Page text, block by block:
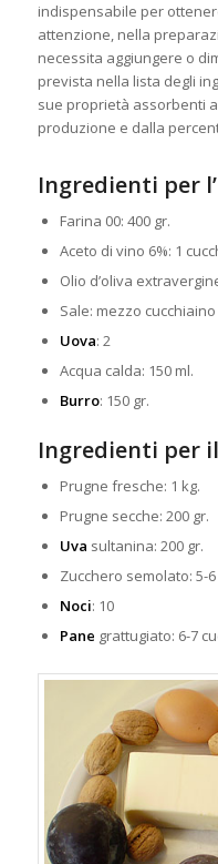
indispensabile per
attenzione, nella
necessita aggiungere o
prevista nella lista degli
sue proprietà assorbenti
produzione e dalla
Ingredienti per
Farina 00: 400 gr.
Aceto di vino 6%: 1
Olio d’oliva
Sale: mezzo
Uova: 2
Acqua calda: 150 ml.
Burro: 150 gr.
Ingredienti per
Prugne fresche: 1 kg.
Prugne secche: 200 gr.
Uva sultanina: 200 gr.
Zucchero semolato: 5-
Noci: 10
Pane grattugiato: 6-7